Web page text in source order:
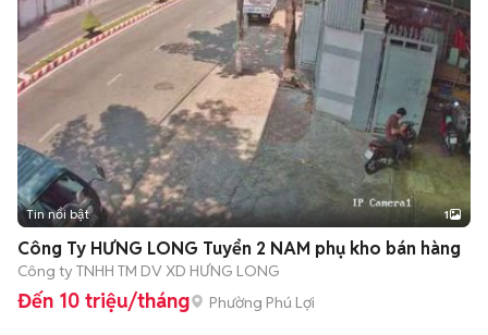
Tin nổi bật 1
Công Ty HƯNG LONG Tuyển 2 NAM phụ kho bán hàng
Công ty TNHH TM DV XD HƯNG LONG
Đến 10 triệu/tháng Phường Phú Lợi